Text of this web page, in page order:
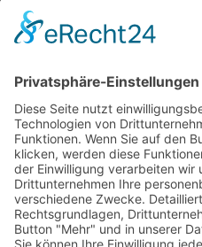
Top
Top